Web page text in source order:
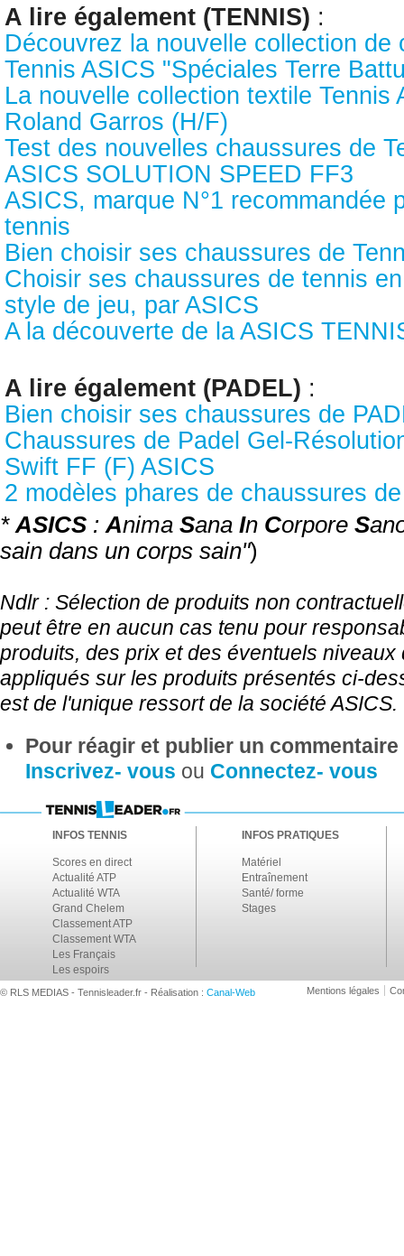
A lire également (TENNIS) :
Découvrez la nouvelle collection de
Tennis ASICS "Spéciales Terre
La nouvelle collection textile Tennis
Roland Garros (H/F)
Test des nouvelles chaussures de
ASICS SOLUTION SPEED FF3
ASICS, marque N°1 recommandée
tennis
Bien choisir ses chaussures de
Choisir ses chaussures de tennis
style de jeu, par ASICS
A la découverte de la ASICS
A lire également (PADEL) :
Bien choisir ses chaussures de
Chaussures de Padel Gel-
Swift FF (F) ASICS
2 modèles phares de chaussures
*ASICS :Anima Sana In Corpore S
sain dans un corps sain")
Ndlr : Sélection de produits non
peut être en aucun cas tenu pour
produits, des prix et des éventuels niveaux
appliqués sur les produits présentés ci-
est de l'unique ressort de la société ASICS.
Pour réagir et publier un
Inscrivez- vous ou Connectez- vous
INFOS TENNIS
Scores en direct
Actualité ATP
Actualité WTA
Grand Chelem
Classement ATP
Classement WTA
Les Français
Les espoirs
INFOS PRATIQUES
Matériel
Entraînement
Santé/ forme
Stages
© RLS MEDIAS - Tennisleader.fr - Réalisation : Canal-Web Mentions légales